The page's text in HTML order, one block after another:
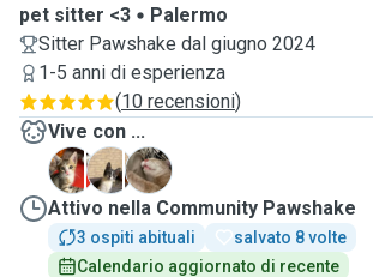
pet sitter <3
Palermo
Sitter Pawshake dal giugno 2024
1-5 anni di esperienza
(10 recensioni)
Vive con ...
B
C
S
Attivo nella Community Pawshake
3 ospiti abituali
salvato 8 volte
Calendario aggiornato di recente